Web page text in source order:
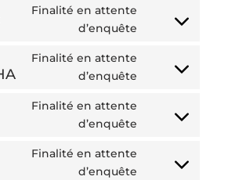
service
Finalité en attente
d’enquête
Consent
service
Finalité en attente
d’enquête
Consent
service
Finalité en attente
d’enquête
Consent
service
Finalité en attente
d’enquête
Consent